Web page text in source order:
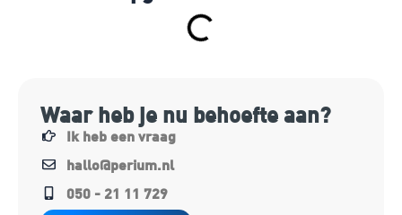
Waar heb je nu behoefte aan?
Ik heb een vraag
hallo@perium.nl
050 - 21 11 729